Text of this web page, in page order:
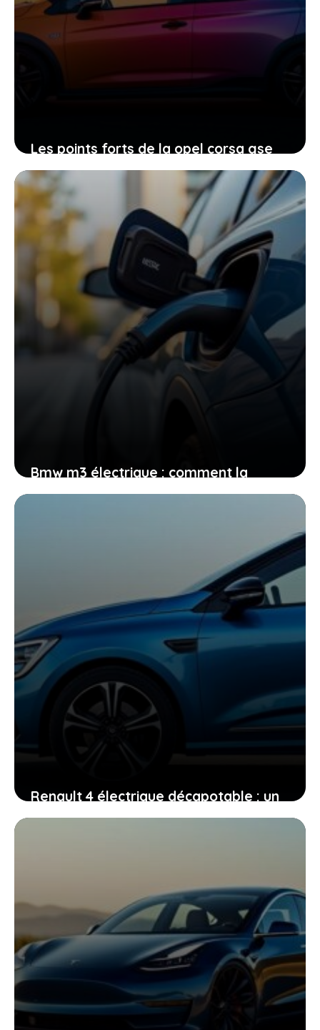
Les points forts de la opel corsa gse
électrique pour profiter pleinement de
ses 280 chevaux
14 mai 2026
Bmw m3 électrique : comment la
nouvelle génération de la m3 va vous
Renault 4 électrique décapotable : un
vent de fraîcheur dans le monde de